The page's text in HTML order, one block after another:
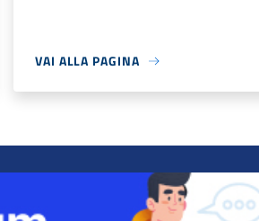
VAI ALLA PAGINA